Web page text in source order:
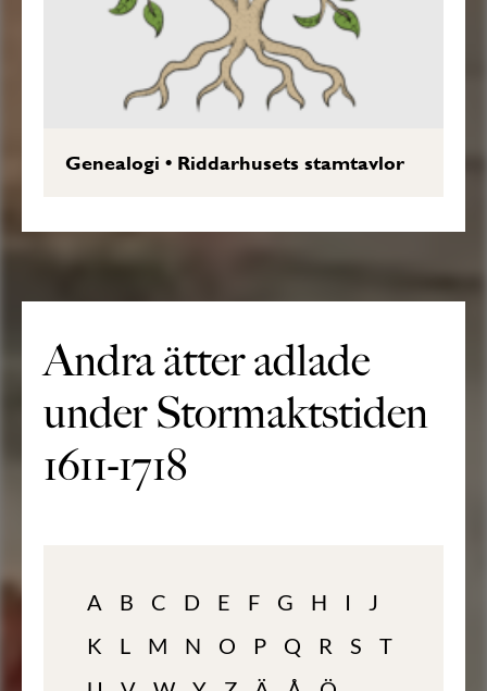
Genealogi • Riddarhusets stamtavlor
Andra ätter adlade
under Stormaktstiden
1611-1718
A B C D E F G H I
J
K
L M N O P Q R S
T